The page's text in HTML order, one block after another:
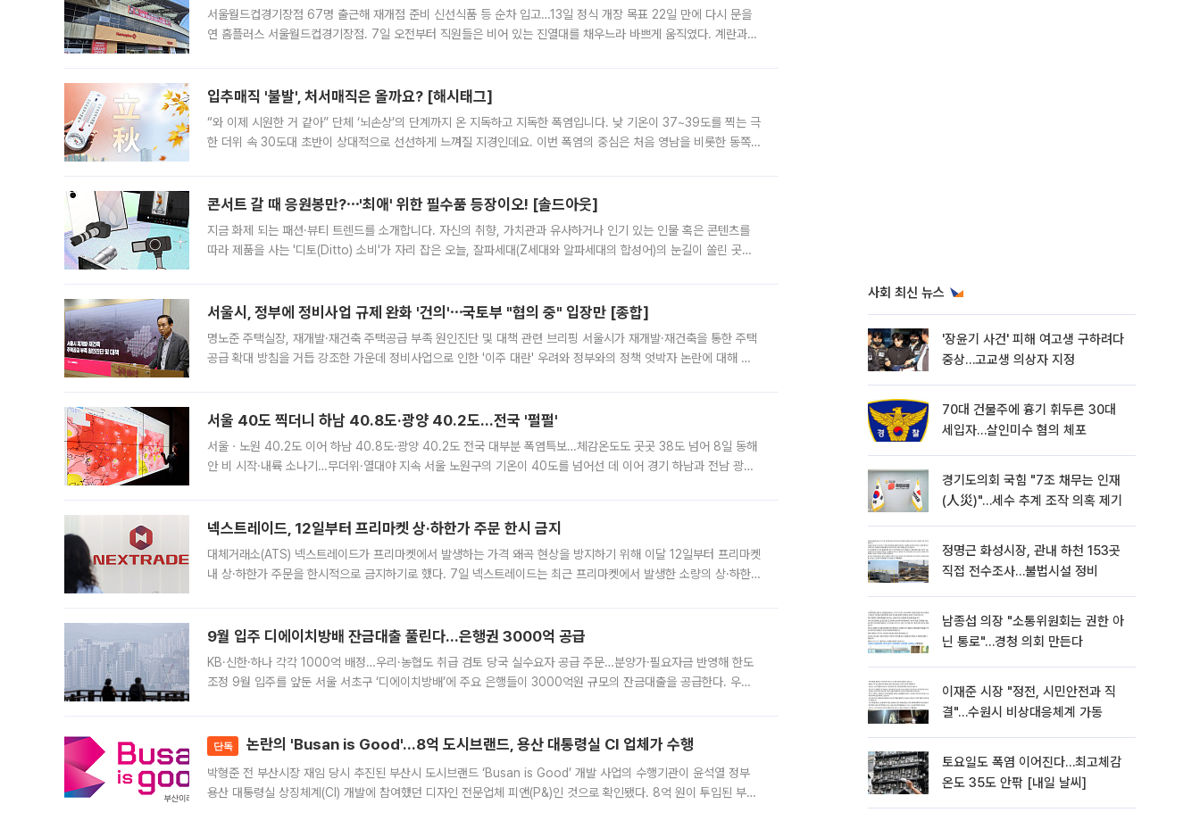
서울월드컵경기장점 67명 출근해 재개점 준비 신선식품 등 순차 입고…13일 정식 개장 목표 22일 만에 다시 문을
연 홈플러스 서울월드컵경기장점. 7일 오전부터 직원들은 비어 있는 진열대를 채우느라 바쁘게 움직였다. 계란과
입추매직 '불발', 처서매직은 올까요? [해시태그]
“와 이제 시원한 거 같아” 단체 ‘뇌손상’의 단계까지 온 지독하고 지독한 폭염입니다. 낮 기온이 37~39도를 찍는 극
한 더위 속 30도대 초반이 상대적으로 선선하게 느껴질 지경인데요. 이번 폭염의 중심은 처음 영남을 비롯한 동쪽
콘서트 갈 때 응원봉만?⋯'최애' 위한 필수품 등장이오! [솔드아웃]
지금 화제 되는 패션·뷰티 트렌드를 소개합니다. 자신의 취향, 가치관과 유사하거나 인기 있는 인물 혹은 콘텐츠를
따라 제품을 사는 '디토(Ditto) 소비'가 자리 잡은 오늘, 잘파세대(Z세대와 알파세대의 합성어)의 눈길이 쏠린 곳은
서울시, 정부에 정비사업 규제 완화 '건의'⋯국토부 "협의 중" 입장만 [종합]
명노준 주택실장, 재개발·재건축 주택공급 부족 원인진단 및 대책 관련 브리핑 서울시가 재개발·재건축을 통한 주택
공급 확대 방침을 거듭 강조한 가운데 정비사업으로 인한 '이주 대란' 우려와 정부와의 정책 엇박자 논란에 대해 정
서울 40도 찍더니 하남 40.8도·광양 40.2도…전국 '펄펄'
서울ㆍ노원 40.2도 이어 하남 40.8도·광양 40.2도 전국 대부분 폭염특보…체감온도도 곳곳 38도 넘어 8일 동해
안 비 시작·내륙 소나기…무더위·열대야 지속 서울 노원구의 기온이 40도를 넘어선 데 이어 경기 하남과 전남 광양
넥스트레이드, 12일부터 프리마켓 상·하한가 주문 한시 금지
대체거래소(ATS) 넥스트레이드가 프리마켓에서 발생하는 가격 왜곡 현상을 방지하기 위해 이달 12일부터 프리마켓
내 상·하한가 주문을 한시적으로 금지하기로 했다. 7일 넥스트레이드는 최근 프리마켓에서 발생한 소량의 상·하한
9월 입주 디에이치방배 잔금대출 풀린다…은행권 3000억 공급
KB·신한·하나 각각 1000억 배정…우리·농협도 취급 검토 당국 실수요자 공급 주문…분양가·필요자금 반영해 한도
조정 9월 입주를 앞둔 서울 서초구 ‘디에이치방배’에 주요 은행들이 3000억원 규모의 잔금대출을 공급한다. 우리
단독 논란의 'Busan is Good'…8억 도시브랜드, 용산 대통령실 CI 업체가 수행
박형준 전 부산시장 재임 당시 추진된 부산시 도시브랜드 ‘Busan is Good’ 개발 사업의 수행기관이 윤석열 정부
용산 대통령실 상징체계(CI) 개발에 참여했던 디자인 전문업체 피앤(P&)인 것으로 확인됐다. 8억 원이 투입된 부산
사회 최신 뉴스
'장윤기 사건' 피해 여고생 구하려다
중상…고교생 의상자 지정
70대 건물주에 흉기 휘두른 30대
세입자…살인미수 혐의 체포
경기도의회 국힘 "7조 채무는 인재
(人災)"…세수 추계 조작 의혹 제기
정명근 화성시장, 관내 하천 153곳
직접 전수조사…불법시설 정비
남종섭 의장 "소통위원회는 권한 아
닌 통로"…경청 의회 만든다
이재준 시장 "정전, 시민안전과 직
결"…수원시 비상대응체계 가동
토요일도 폭염 이어진다…최고체감
온도 35도 안팎 [내일 날씨]